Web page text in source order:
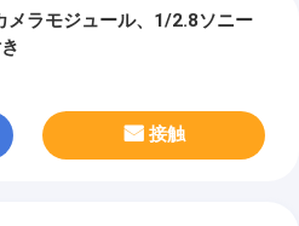
ラモジュール、1/2.8ソニー
接触